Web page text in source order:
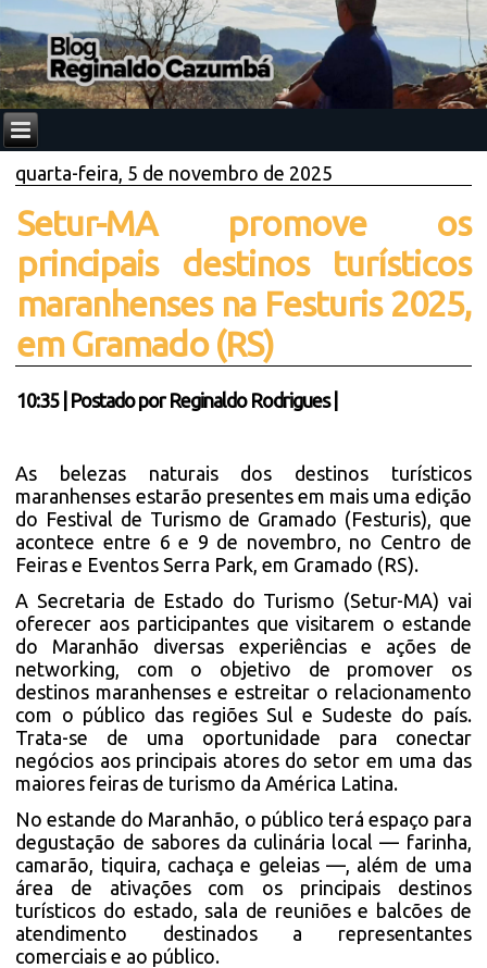
quarta-feira, 5 de novembro de 2025
Setur-MA promove os
principais destinos turísticos
maranhenses na Festuris 2025,
em Gramado (RS)
10:35| Postado por Reginaldo Rodrigues
As belezas naturais dos destinos turísticos
maranhenses estarão presentes em mais uma edição
do Festival de Turismo de Gramado (Festuris), que
acontece entre 6 e 9 de novembro, no Centro de
Feiras e Eventos Serra Park, em Gramado (RS).
A Secretaria de Estado do Turismo (Setur-MA) vai
oferecer aos participantes que visitarem o estande
do Maranhão diversas experiências e ações de
networking, com o objetivo de promover os
destinos maranhenses e estreitar o relacionamento
com o público das regiões Sul e Sudeste do país.
Trata-se de uma oportunidade para conectar
negócios aos principais atores do setor em uma das
maiores feiras de turismo da América Latina.
No estande do Maranhão, o público terá espaço para
degustação de sabores da culinária local — farinha,
camarão, tiquira, cachaça e geleias —, além de uma
área de ativações com os principais destinos
turísticos do estado, sala de reuniões e balcões de
atendimento destinados a representantes
comerciais e ao público.